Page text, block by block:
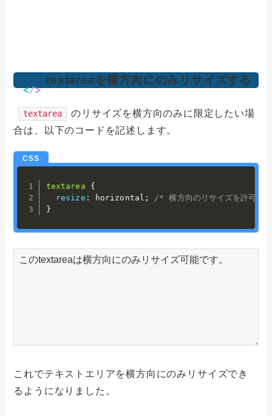
textareaを横方向にのみリサイズする
textarea
のリサイズを横方向のみに限定したい場
合は、以下のコードを記述します。
textarea
{
resize : horizontal ;
/* 横方向のリサイズを許可 */
}
これでテキストエリアを横方向にのみリサイズでき
るようになりました。